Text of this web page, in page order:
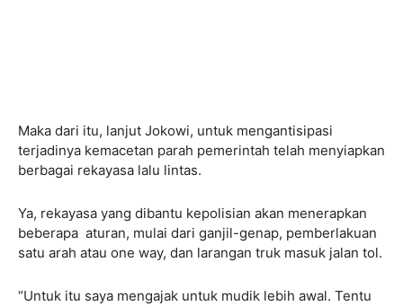
Maka dari itu, lanjut Jokowi, untuk mengantisipasi
terjadinya kemacetan parah pemerintah telah menyiapkan
berbagai rekayasa lalu lintas.
Ya, rekayasa yang dibantu kepolisian akan menerapkan
beberapa aturan, mulai dari ganjil-genap, pemberlakuan
satu arah atau one way, dan larangan truk masuk jalan tol.
“Untuk itu saya mengajak untuk mudik lebih awal. Tentu